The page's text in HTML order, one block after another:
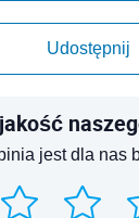
Udostępnij
jest dla nas